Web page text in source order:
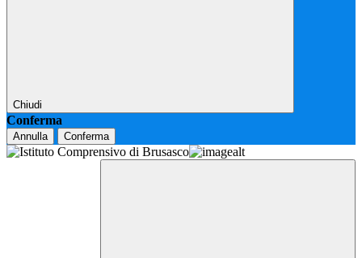
Chiudi
Conferma
Annulla Conferma